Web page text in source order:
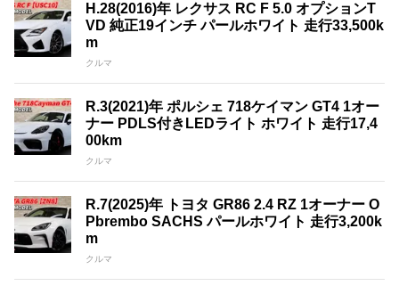
H.28(2016)年 レクサス RC F 5.0 オプションT
VD 純正19インチ パールホワイト 走行33,500k
m
クルマ
R.3(2021)年 ポルシェ 718ケイマン GT4 1オー
ナー PDLS付きLEDライト ホワイト 走行17,4
00km
クルマ
R.7(2025)年 トヨタ GR86 2.4 RZ 1オーナー O
Pbrembo SACHS パールホワイト 走行3,200k
m
クルマ